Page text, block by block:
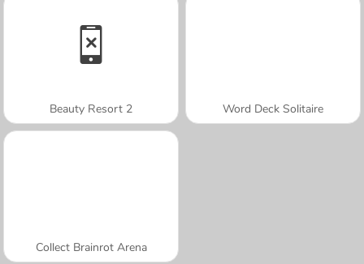
Beauty Resort 2 Word Deck Solitaire
Collect Brainrot Arena